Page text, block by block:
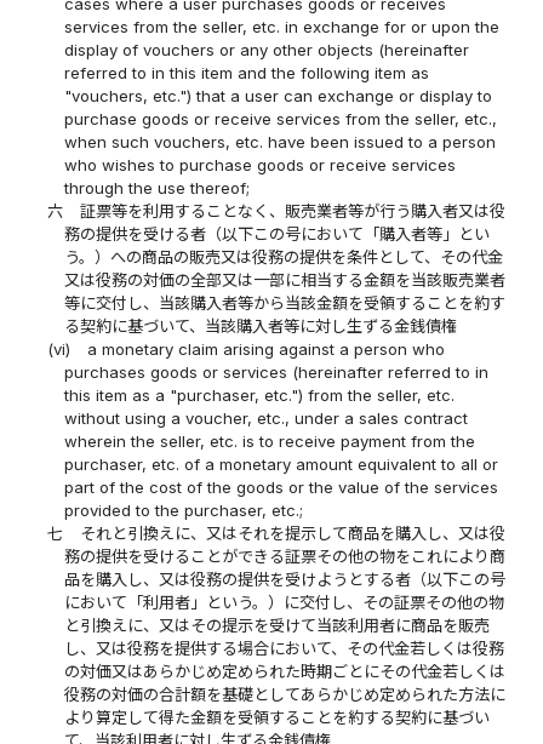
services from the seller, etc. in exchange for or upon the
display of vouchers or any other objects (hereinafter
referred to in this item and the following item as
"vouchers, etc.") that a user can exchange or display to
purchase goods or receive services from the seller, etc.,
when such vouchers, etc. have been issued to a person
who wishes to purchase goods or receive services
through the use thereof;
六
証票等を利用することなく、販売業者等が行う購入者又は役
務の提供を受ける者（以下この号において「購入者等」とい
う。）への商品の販売又は役務の提供を条件として、その代金
又は役務の対価の全部又は一部に相当する金額を当該販売業者
等に交付し、当該購入者等から当該金額を受領することを約す
る契約に基づいて、当該購入者等に対し生ずる金銭債権
(vi)
a monetary claim arising against a person who
purchases goods or services (hereinafter referred to in
this item as a "purchaser, etc.") from the seller, etc.
without using a voucher, etc., under a sales contract
wherein the seller, etc. is to receive payment from the
purchaser, etc. of a monetary amount equivalent to all or
part of the cost of the goods or the value of the services
provided to the purchaser, etc.;
七
それと引換えに、又はそれを提示して商品を購入し、又は役
務の提供を受けることができる証票その他の物をこれにより商
品を購入し、又は役務の提供を受けようとする者（以下この号
において「利用者」という。）に交付し、その証票その他の物
と引換えに、又はその提示を受けて当該利用者に商品を販売
し、又は役務を提供する場合において、その代金若しくは役務
の対価又はあらかじめ定められた時期ごとにその代金若しくは
役務の対価の合計額を基礎としてあらかじめ定められた方法に
より算定して得た金額を受領することを約する契約に基づい